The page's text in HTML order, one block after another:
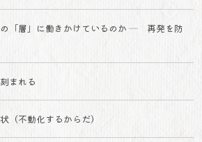
「層」に働きかけているのか ─ 再発を防
まれる
（不動化するからだ）